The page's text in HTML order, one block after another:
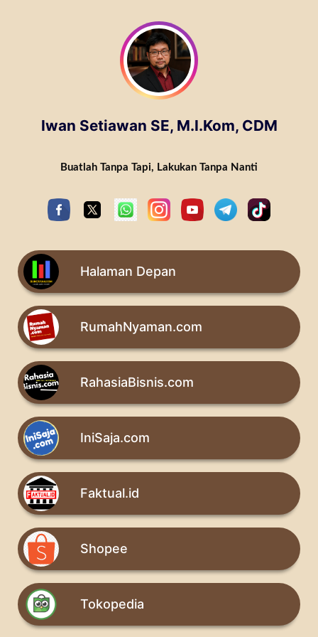
Iwan Setiawan SE, M.I.Kom, CDM
Buatlah Tanpa Tapi, Lakukan Tanpa Nanti
Halaman Depan
RumahNyaman.com
RahasiaBisnis.com
IniSaja.com
Faktual.id
Shopee
Tokopedia